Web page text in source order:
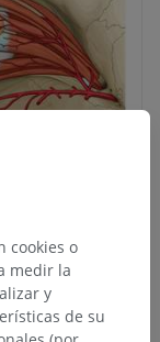
cookies o
medir la
y
de su